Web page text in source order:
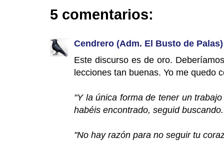
5 comentarios:
Cendrero (Adm. El Busto de Palas)
Este discurso es de oro.
lecciones tan buenas. Yo me quedo
"Y la única forma de tener un
habéis encontrado, seguid
"No hay razón para no seguir tu